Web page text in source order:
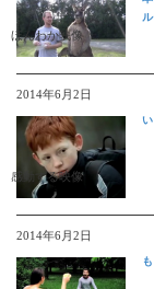
ほんわか映像
2014年6月2日
感動する映像
2014年6月2日